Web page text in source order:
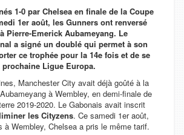
1-0 par Chelsea en finale de la Coupe
1er août, les Gunners ont renversé
Pierre-Emerick Aubameyang. Le
a signé un doublé qui permet à son
ce trophée pour la 14e fois et de se
Ligue Europa.
Manchester City avait déjà goûté à la
à Wembley, en demi-finale de
2019-2020. Le Gabonais avait inscrit
les Cityzens. Ce samedi 1er août,
à Wembley, Chelsea a pris le même tarif.